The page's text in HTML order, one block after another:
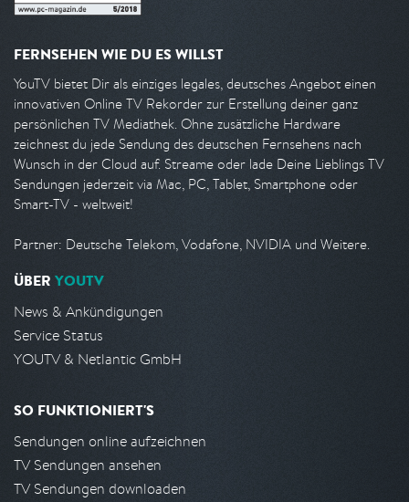
FERNSEHEN WIE DU ES WILLST
YouTV bietet Dir als einziges legales, deutsches Angebot einen
innovativen Online TV Rekorder zur Erstellung deiner ganz
persönlichen TV Mediathek. Ohne zusätzliche Hardware
zeichnest du jede Sendung des deutschen Fernsehens nach
Wunsch in der Cloud auf. Streame oder lade Deine Lieblings TV
Sendungen jederzeit via Mac, PC, Tablet, Smartphone oder
Smart-TV - weltweit!
Partner: Deutsche Telekom, Vodafone, NVIDIA und Weitere.
ÜBER YOUTV
News & Ankündigungen
Service Status
YOUTV & Netlantic GmbH
SO FUNKTIONIERT'S
Sendungen online aufzeichnen
TV Sendungen ansehen
TV Sendungen downloaden